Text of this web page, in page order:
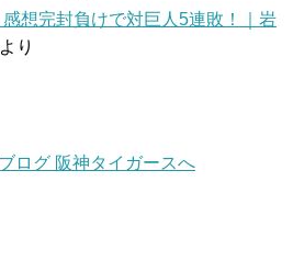
想完封負けで対巨人5連敗！｜岩
より